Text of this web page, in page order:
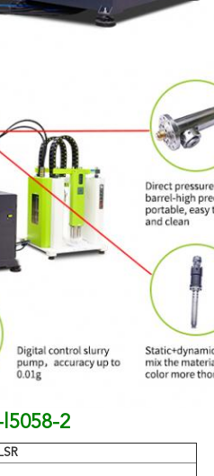
l5058-2